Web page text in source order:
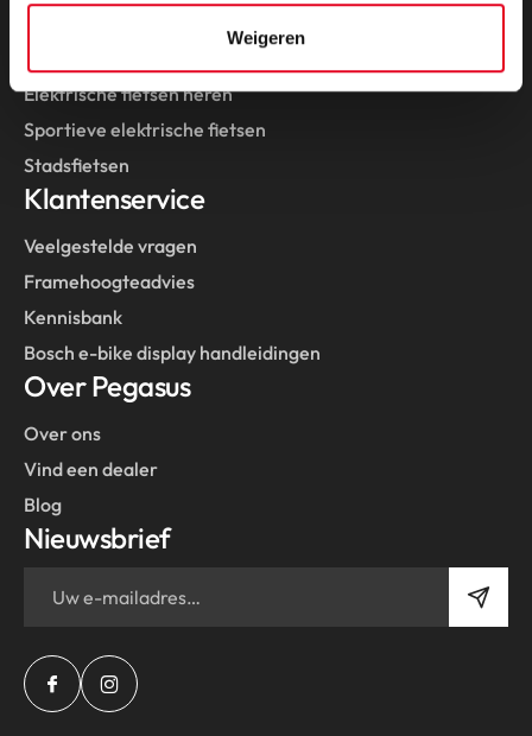
Weigeren
Elektrische fietsen heren
Sportieve elektrische fietsen
Stadsfietsen
Klantenservice
Veelgestelde vragen
Framehoogteadvies
Kennisbank
Bosch e-bike display handleidingen
Over Pegasus
Over ons
Vind een dealer
Blog
Nieuwsbrief